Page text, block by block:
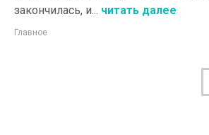
закончилась, и... читать далее
Главное